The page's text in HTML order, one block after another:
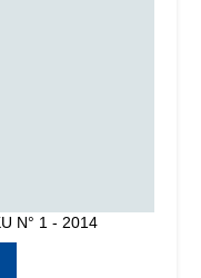
N° 1 - 2014